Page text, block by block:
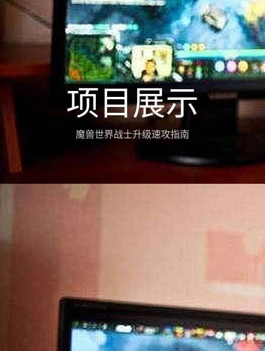
项目展示
魔兽世界战士升级速攻指南